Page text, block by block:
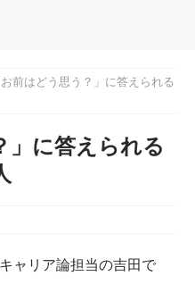
お前はどう思う？」に答えられる
」に答えられる
ャリア論担当の吉田で